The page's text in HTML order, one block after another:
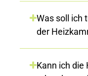
Was soll ich
der
Kann ich die